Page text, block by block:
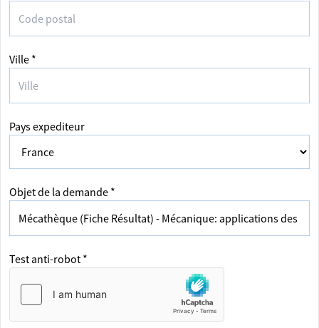
Ville *
Pays expediteur
Objet de la demande *
Test anti-robot *